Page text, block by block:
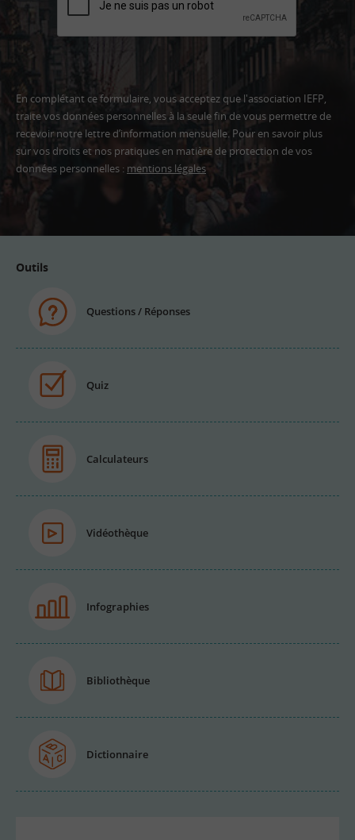
En complétant ce formulaire, vous acceptez que l'association IEFP,
traite vos données personnelles à la seule fin de vous permettre de
recevoir notre lettre d’information mensuelle. Pour en savoir plus
sur vos droits et nos pratiques en matière de protection de vos
données personnelles : mentions légales
Outils
Questions / Réponses
Quiz
Calculateurs
Vidéothèque
Infographies
Bibliothèque
Dictionnaire